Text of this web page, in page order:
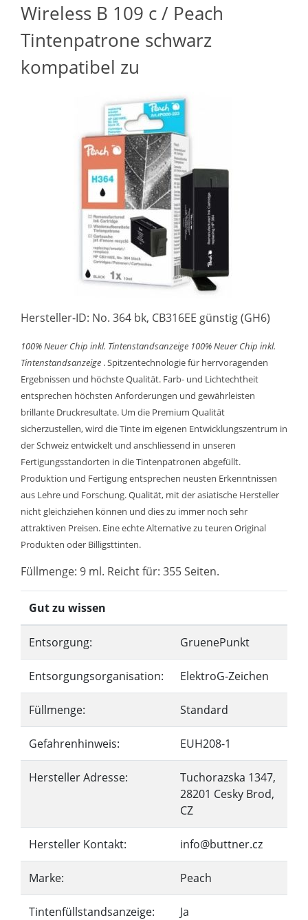
Wireless B 109 c / Peach
Tintenpatrone schwarz
kompatibel zu
Hersteller-ID: No. 364 bk, CB316EE günstig (GH6)
100% Neuer Chip inkl. Tintenstandsanzeige 100% Neuer Chip inkl.
Tintenstandsanzeige . Spitzentechnologie für herrvoragenden
Ergebnissen und höchste Qualität. Farb- und Lichtechtheit
entsprechen höchsten Anforderungen und gewährleisten
brillante Druckresultate. Um die Premium Qualität
sicherzustellen, wird die Tinte im eigenen Entwicklungszentrum in
der Schweiz entwickelt und anschliessend in unseren
Fertigungsstandorten in die Tintenpatronen abgefüllt.
Produktion und Fertigung entsprechen neusten Erkenntnissen
aus Lehre und Forschung. Qualität, mit der asiatische Hersteller
nicht gleichziehen können und dies zu immer noch sehr
attraktiven Preisen. Eine echte Alternative zu teuren Original
Produkten oder Billigsttinten.
Füllmenge: 9 ml. Reicht für: 355 Seiten.
Gut zu wissen
Entsorgung: GruenePunkt
Entsorgungsorganisation: ElektroG-Zeichen
Füllmenge: Standard
Gefahrenhinweis: EUH208-1
Hersteller Adresse:
Tuchorazska 1347,
28201 Cesky Brod,
CZ
Hersteller Kontakt: info@buttner.cz
Marke: Peach
Tintenfüllstandsanzeige: Ja